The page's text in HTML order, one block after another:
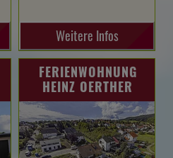
Weitere Infos
FERIENWOHNUNG
HEINZ OERTHER